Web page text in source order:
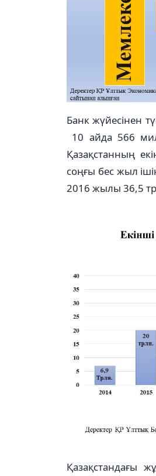
Банк жүйесінен
10 айда 566
Қазақстанның
соңғы бес жыл
2016 жылы 36,5
Қазақстандағы